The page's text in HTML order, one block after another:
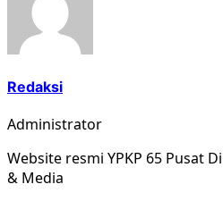
Redaksi
Administrator
Website resmi YPKP 65 Pusat
& Media